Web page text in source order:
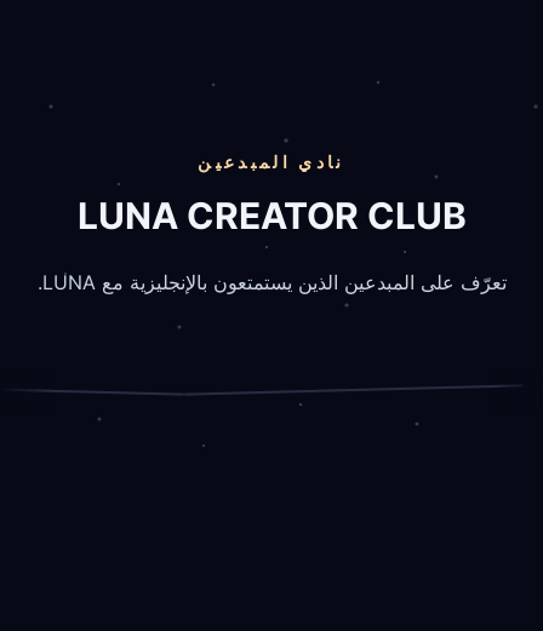
نادي المبدعين
LUNA CREATOR CLUB
تعرّف على المبدعين الذين يستمتعون بالإنجليزية مع LUNA.
LUNA · CREW
元アメリカ社畜
語キャリア
コーチング
る人🌱